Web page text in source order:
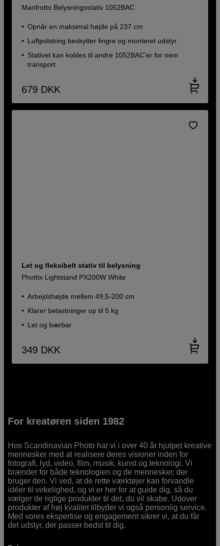
Manfrotto Belysningsstativ 1052BAC
Opnår en maksimal højde på 237 cm
Luftpolstring beskytter fingre og monteret udstyr
Stativet kan kobles til andre 1052BAC'er for nem
transport
679 DKK
Let og fleksibelt stativ til belysning
Phottix Lightstand PX200W White
Arbejdshøjde mellem 49,5-200 cm
Klarer belastninger op til 5 kg
Let og bærbar
349 DKK
For kreatøren siden 1982
Hos Scandinavian Photo har vi i over 40 år hjulpet kreative
mennesker med at realisere deres visioner inden for
fotografi, lyd, video, film, musik, kunst og teknologi. Vi
brænder for både teknologien og de mennesker, der
bruger den. Vi ved, at de rette værktøjer kan forvandle
idéer til virkelighed, og vi er her for at guide dig, så du
vælger de rigtige produkter til det, du vil skabe. Udover
produkter af høj kvalitet tilbyder vi også personlig service.
Med vores ekspertise og engagement sikrer vi, at du får
det udstyr, der passer bedst til dig.